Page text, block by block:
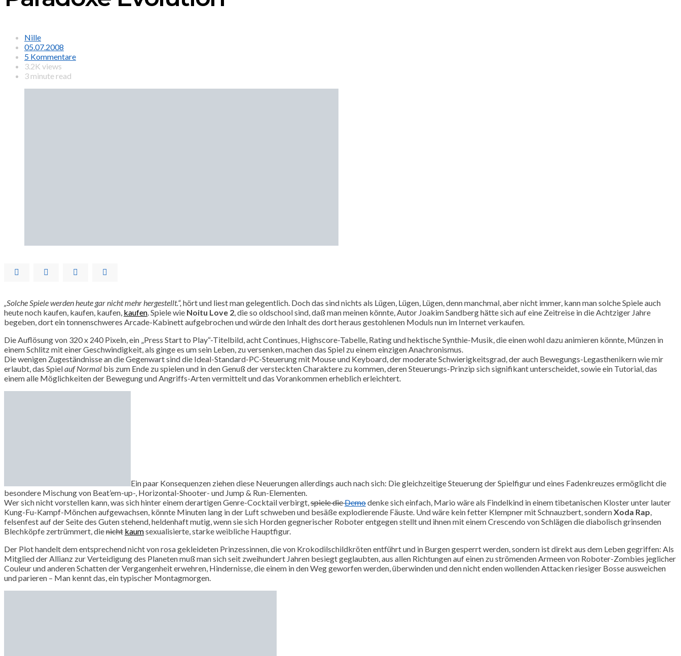
Nille
05.07.2008
5 Kommentare
3.2K views
3 minute read
„Solche Spiele werden heute gar nicht mehr hergestellt.“, hört und liest man gelegentlich. Doch das sind nichts als Lügen, Lügen, Lügen, denn manchmal, aber nicht immer, kann man solche Spiele auch
heute noch kaufen, kaufen, kaufen, kaufen . Spiele wie Noitu Love 2 , die so oldschool sind, daß man meinen könnte, Autor Joakim Sandberg hätte sich auf eine Zeitreise in die Achtziger Jahre
begeben, dort ein tonnenschweres Arcade-Kabinett aufgebrochen und würde den Inhalt des dort heraus gestohlenen Moduls nun im Internet verkaufen.
Die Auflösung von 320 x 240 Pixeln, ein „Press Start to Play“-Titelbild, acht Continues, Highscore-Tabelle, Rating und hektische Synthie-Musik, die einen wohl dazu animieren könnte, Münzen in
einem Schlitz mit einer Geschwindigkeit, als ginge es um sein Leben, zu versenken, machen das Spiel zu einem einzigen Anachronismus.
Die wenigen Zugeständnisse an die Gegenwart sind die Ideal-Standard-PC-Steuerung mit Mouse und Keyboard, der moderate Schwierigkeitsgrad, der auch Bewegungs-Legasthenikern wie mir
erlaubt, das Spielauf Normal bis zum Ende zu spielen und in den Genuß der versteckten Charaktere zu kommen, deren Steuerungs-Prinzip sich signifikant unterscheidet, sowie ein Tutorial, das
einem alle Möglichkeiten der Bewegung und Angriffs-Arten vermittelt und das Vorankommen erheblich erleichtert.
Ein paar Konsequenzen ziehen diese Neuerungen allerdings auch nach sich: Die gleichzeitige Steuerung der Spielfigur und eines Fadenkreuzes ermöglicht die
besondere Mischung von Beat’em-up-, Horizontal-Shooter- und Jump & Run-Elementen.
Wer sich nicht vorstellen kann, was sich hinter einem derartigen Genre-Cocktail verbirgt, spiele dieDemodenke sich einfach, Mario wäre als Findelkind in einem tibetanischen Kloster unter lauter
Kung-Fu-Kampf-Mönchen aufgewachsen, könnte Minuten lang in der Luft schweben und besäße explodierende Fäuste. Und wäre kein fetter Klempner mit Schnauzbert, sondernXoda Rap
felsenfest auf der Seite des Guten stehend, heldenhaft mutig, wenn sie sich Horden gegnerischer Roboter entgegen stellt und ihnen mit einem Crescendo von Schlägen die diabolisch grinsenden
Blechköpfe zertrümmert, dienicht kaumsexualisierte, starke weibliche Hauptfigur.
Der Plot handelt dem entsprechend nicht von rosa gekleideten Prinzessinnen, die von Krokodilschildkröten entführt und in Burgen gesperrt werden, sondern ist direkt aus dem Leben gegriffen: Als
Mitglied der Allianz zur Verteidigung des Planeten muß man sich seit zweihundert Jahren besiegt geglaubten, aus allen Richtungen auf einen zu strömenden Armeen von Roboter-Zombies jeglicher
Couleur und anderen Schatten der Vergangenheit erwehren, Hindernisse, die einem in den Weg geworfen werden, überwinden und den nicht enden wollenden Attacken riesiger Bosse ausweichen
und parieren – Man kennt das, ein typischer Montagmorgen.